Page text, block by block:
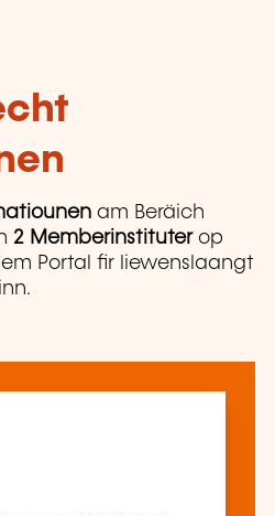
am Beräich
2 Memberinstituter op
Portal fir liewenslaangt